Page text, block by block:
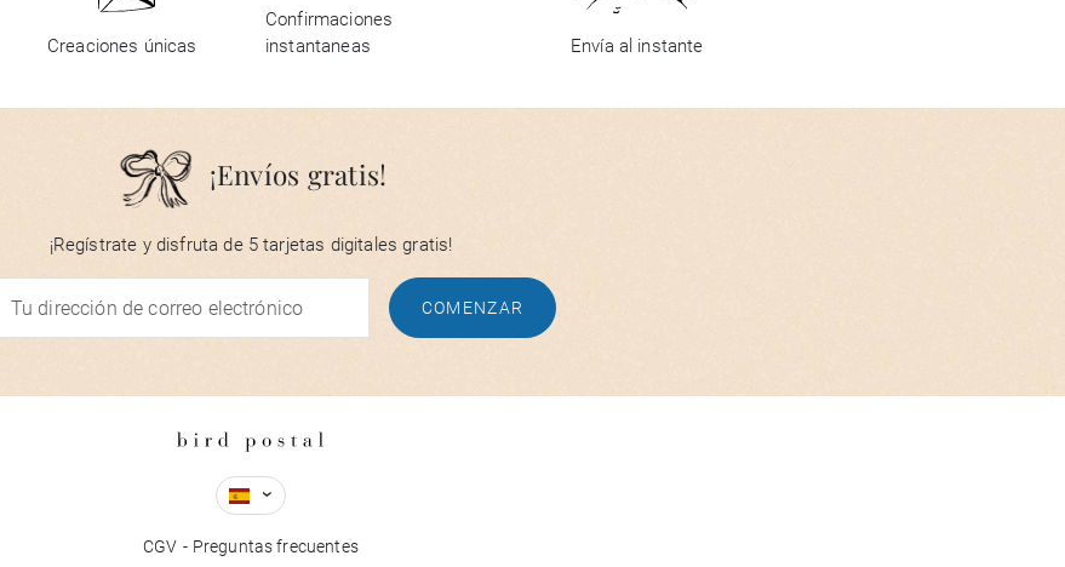
Creaciones únicas
Confirmaciones
instantaneas
Envía al instante
¡Envíos gratis!
¡Regístrate y disfruta de 5 tarjetas digitales gratis!
COMENZAR
CGV Preguntas frecuentes